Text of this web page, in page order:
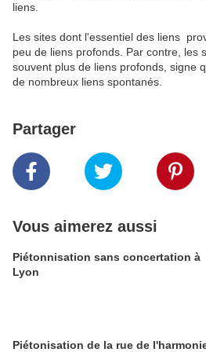
liens.
Les sites dont l'essentiel des liens
peu de liens profonds. Par contre, les
souvent plus de liens profonds, signe
de nombreux liens spontanés.
Partager
Vous aimerez aussi
Piétonnisation sans concertation à
Lyon
Piétonisation de la rue de